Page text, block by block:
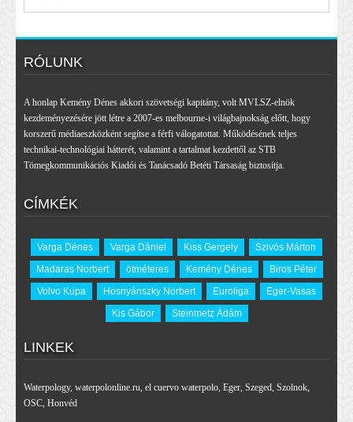
RÓLUNK
A honlap Kemény Dénes akkori szövetségi kapitány, volt MVLSZ-elnök
kezdeményezésére jött létre a 2007-es melbourne-i világbajnokság előtt, hogy
korszerű médiaeszközként segítse a férfi válogatottat. Működésének teljes
technikai-technológiai hátterét, valamint a tartalmat kezdettől az STB
Tömegkommunikációs Kiadói és Tanácsadó Betéti Társaság biztosítja.
CÍMKÉK
Varga Dénes Varga Dániel Kiss Gergely
Szivós Márton
Madaras Norbert
ötméteres Kemény Dénes
Biros Péter
Volvo Kupa
Hosnyánszky Norbert Euroliga
Eger-Vasas
Kis Gábor
Steinmetz Ádám
LINKEK
Waterpology, waterpolonline.ru, el cuervo waterpolo, Eger, Szeged, Szolnok,
OSC, Honvéd